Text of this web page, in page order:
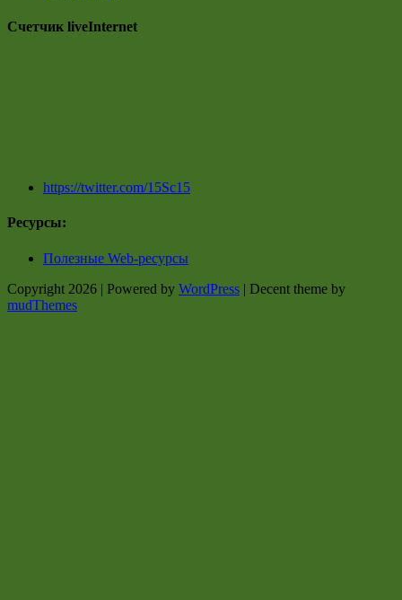
Счетчик liveInternet
https://twitter.com/15Sc15
Ресурсы:
Полезные Web-ресурсы
Copyright 2026 | Powered by WordPress | Decent theme by
mudThemes